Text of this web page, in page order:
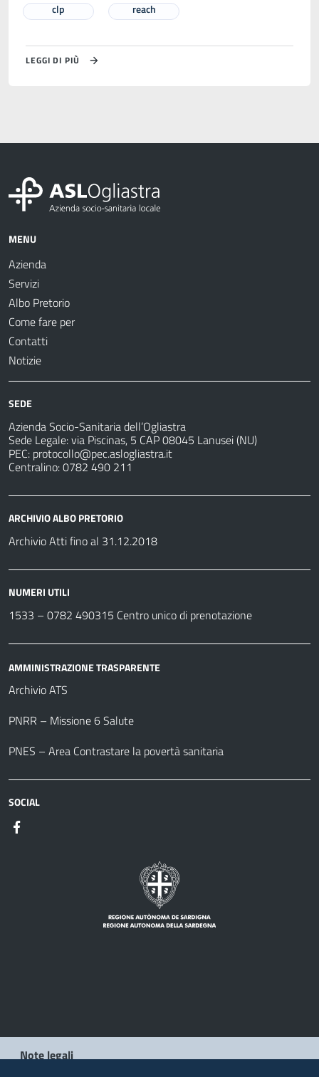
clp reach
LEGGI DI PIÙ
MENU
Azienda
Servizi
Albo Pretorio
Come fare per
Contatti
Notizie
SEDE
Azienda Socio-Sanitaria dell’Ogliastra
Sede Legale: via Piscinas, 5 CAP 08045 Lanusei (NU)
PEC: protocollo@pec.aslogliastra.it
Centralino: 0782 490 211
ARCHIVIO ALBO PRETORIO
Archivio Atti fino al 31.12.2018
NUMERI UTILI
1533 – 0782 490315 Centro unico di prenotazione
AMMINISTRAZIONE TRASPARENTE
Archivio ATS
PNRR – Missione 6 Salute
PNES – Area Contrastare la povertà sanitaria
SOCIAL
Note legali